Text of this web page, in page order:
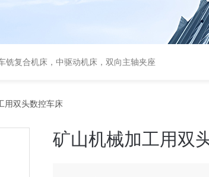
铣复合机床，中驱动机床，双向主轴夹座
用双头数控车床
矿山机械加工用双